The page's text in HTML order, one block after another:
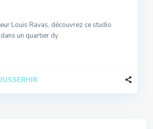
Louis Ravas, découvrez ce studio
un quartier dy ...